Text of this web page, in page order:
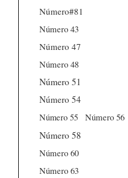
Número#81
Número 43
Número 47
Número 48
Número 51
Número 54
Número 55
Número 56
Número 58
Número 60
Número 63